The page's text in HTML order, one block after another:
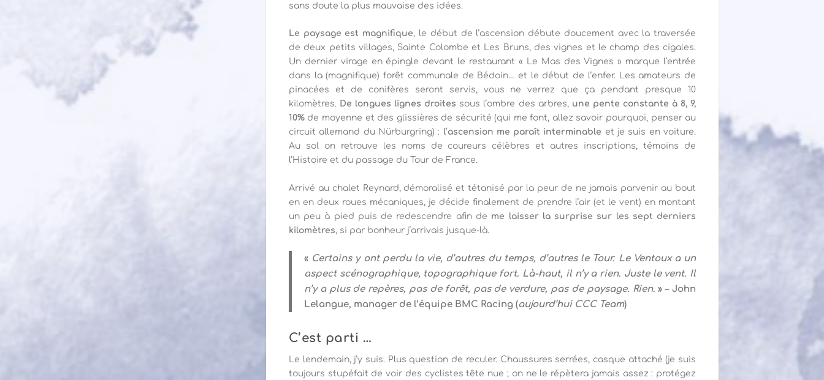
sans doute la plus mauvaise des idées.
Le paysage est magnifique, le début de l’ascension débute doucement avec la traversée
de deux petits villages, Sainte Colombe et Les Bruns, des vignes et le champ des cigales.
Un dernier virage en épingle devant le restaurant « Le Mas des Vignes » marque l’entrée
dans la (magnifique) forêt communale de Bédoin… et le début de l’enfer. Les amateurs de
pinacées et de conifères seront servis, vous ne verrez que ça pendant presque 10
kilomètres. De longues lignes droites sous l’ombre des arbres, une pente constante à 8, 9,
10%de moyenne et des glissières de sécurité (qui me font, allez savoir pourquoi, penser au
circuit allemand du Nürburgring) : l’ascension me paraît interminable et je suis en voiture.
Au sol on retrouve les noms de coureurs célèbres et autres inscriptions, témoins de
l’Histoire et du passage du Tour de France.
Arrivé au chalet Reynard, démoralisé et tétanisé par la peur de ne jamais parvenir au bout
en en deux roues mécaniques, je décide finalement de prendre l’air (et le vent) en montant
un peu à pied puis de redescendre afin de me laisser la surprise sur les sept derniers
kilomètres, si par bonheur j’arrivais jusque-là.
« Certains y ont perdu la vie, d’autres du temps, d’autres le Tour. Le Ventoux a un
aspect scénographique, topographique fort. Là-haut, il n’y a rien. Juste le vent. Il
n’y a plus de repères, pas de forêt, pas de verdure, pas de paysage. Rien. » – John
Lelangue, manager de l’équipe BMC Racing (aujourd’hui CCC Team)
C’est parti …
Le lendemain, j’y suis. Plus question de reculer. Chaussures serrées, casque attaché (je suis
toujours stupéfait de voir des cyclistes tête nue ; on ne le répètera jamais assez : protégez